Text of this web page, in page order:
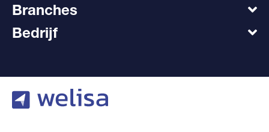
Branches
Bedrijf